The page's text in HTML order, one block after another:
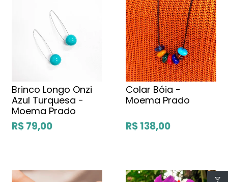
Brinco Longo Onzi
Azul Turquesa -
Moema Prado
R$ 79,00
Colar Bóia -
Moema Prado
R$ 138,00